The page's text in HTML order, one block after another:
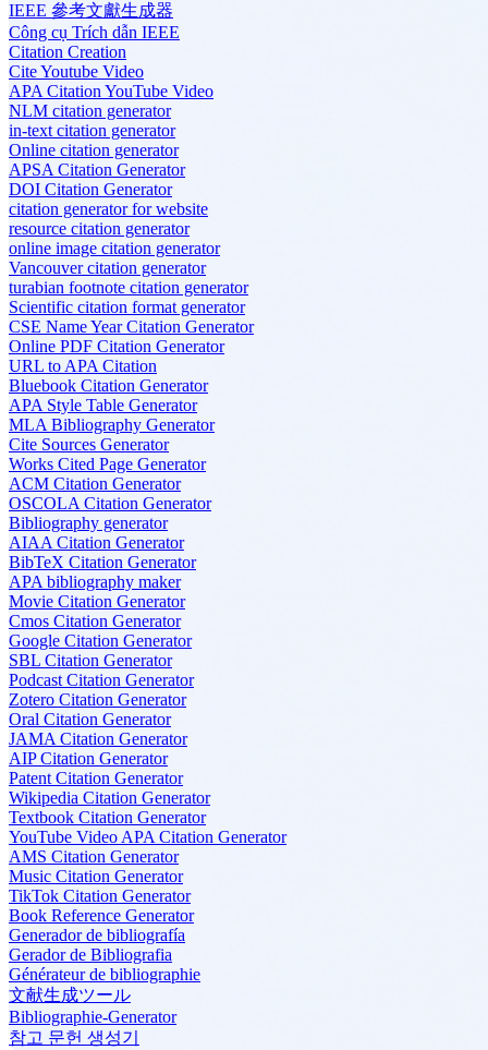
IEEE 參考文獻生成器
Công cụ Trích dẫn IEEE
Citation Creation
Cite Youtube Video
APA Citation YouTube Video
NLM citation generator
in-text citation generator
Online citation generator
APSA Citation Generator
DOI Citation Generator
citation generator for website
resource citation generator
online image citation generator
Vancouver citation generator
turabian footnote citation generator
Scientific citation format generator
CSE Name Year Citation Generator
Online PDF Citation Generator
URL to APA Citation
Bluebook Citation Generator
APA Style Table Generator
MLA Bibliography Generator
Cite Sources Generator
Works Cited Page Generator
ACM Citation Generator
OSCOLA Citation Generator
Bibliography generator
AIAA Citation Generator
BibTeX Citation Generator
APA bibliography maker
Movie Citation Generator
Cmos Citation Generator
Google Citation Generator
SBL Citation Generator
Podcast Citation Generator
Zotero Citation Generator
Oral Citation Generator
JAMA Citation Generator
AIP Citation Generator
Patent Citation Generator
Wikipedia Citation Generator
Textbook Citation Generator
YouTube Video APA Citation Generator
AMS Citation Generator
Music Citation Generator
TikTok Citation Generator
Book Reference Generator
Generador de bibliografía
Gerador de Bibliografia
Générateur de bibliographie
文献生成ツール
Bibliographie-Generator
참고 문헌 생성기